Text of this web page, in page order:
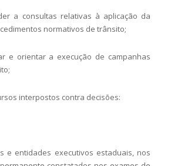
consultas relativas à aplicação da
normativos de trânsito;
a execução de campanhas
interpostos contra decisões:
executivos estaduais, nos